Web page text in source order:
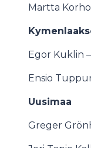
Martta
Egor Kuklin
Ensio
Uusimaa
Greger